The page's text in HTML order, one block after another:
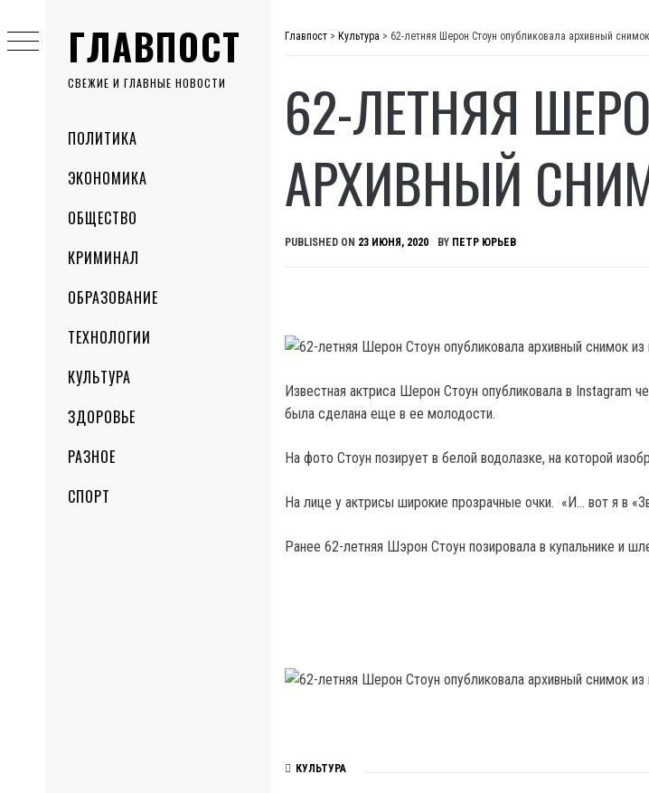
ГЛАВПОСТ
СВЕЖИЕ И ГЛАВНЫЕ НОВОСТИ
MenuПОЛИТИКА
ЭКОНОМИКА
ОБЩЕСТВО
КРИМИНАЛ
ОБРАЗОВАНИЕ
ТЕХНОЛОГИИ
КУЛЬТУРА
ЗДОРОВЬЕ
РАЗНОЕ
СПОРТ
to
content
Главпост > Культура > 62-летняя Шерон Стоун опубликовала архивный
62-ЛЕТНЯЯ
АРХИВНЫЙ
PUBLISHED ON 23 ИЮНЯ, 2020 BY ПЕТР ЮРЬЕВ
Известная актриса Шерон Стоун опубликовала в Instagram
была сделана еще в ее молодости.
На фото Стоун позирует в белой водолазке, на которой
На лице у актрисы широкие прозрачные очки. «И… вот я в
Ранее 62-летняя Шэрон Стоун позировала в купальнике и
КУЛЬТУРА